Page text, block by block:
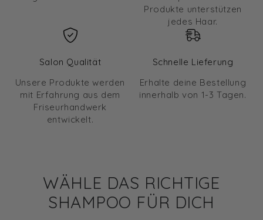
Produkte unterstützen
jedes Haar.
Salon Qualität
Unsere Produkte werden
mit Erfahrung aus dem
Friseurhandwerk
entwickelt.
Schnelle Lieferung
Erhalte deine Bestellung
innerhalb von 1-3 Tagen.
WÄHLE DAS RICHTIGE
SHAMPOO FÜR DICH